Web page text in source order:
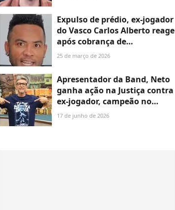
Expulso de prédio, ex-jogador
do Vasco Carlos Alberto reage
após cobrança de
mensalidade escolar na
25 de março de 2026
Apresentador da Band, Neto
ganha ação na Justiça contra
ex-jogador, campeão no
Palmeiras; saiba valor da
17 de junho de 2026